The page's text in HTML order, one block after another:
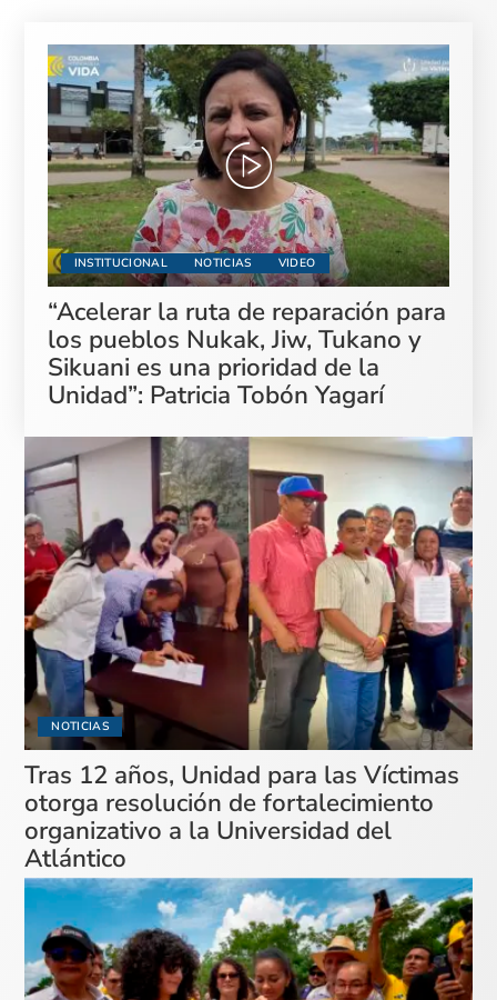
INSTITUCIONAL NOTICIAS VIDEO
“Acelerar la ruta de reparación para
los pueblos Nukak, Jiw, Tukano y
Sikuani es una prioridad de la
Unidad”: Patricia Tobón Yagarí
NOTICIAS
Tras 12 años, Unidad para las Víctimas
otorga resolución de fortalecimiento
organizativo a la Universidad del
Atlántico